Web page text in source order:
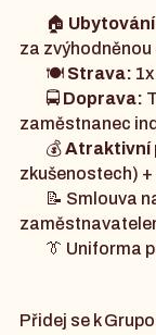
🏠
za zvýhodněnou
🍽️ Strava:
🚍 Doprava:
zaměstnanec
💰Atraktivní
zkušenostech) +
📝 Smlouva
👔 Uniforma
Přidej se k